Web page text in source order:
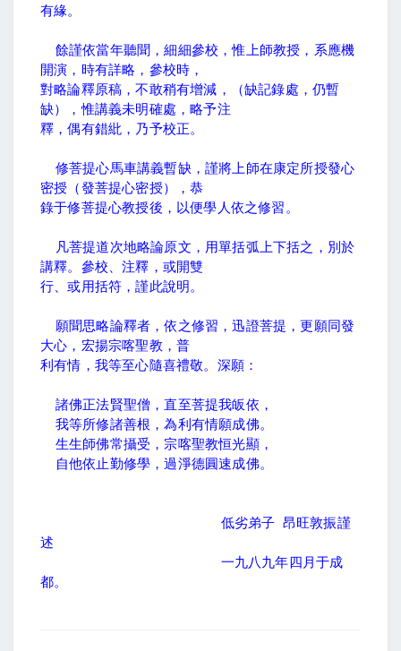
有緣。
餘謹依當年聽聞，細細參校，惟上師教授，系應機
開演，時有詳略，參校時，
對略論釋原稿，不敢稍有增減，（缺記錄處，仍暫
缺），惟講義未明確處，略予注
釋，偶有錯紕，乃予校正。
修菩提心馬車講義暫缺，謹將上師在康定所授發心
密授（發菩提心密授），恭
錄于修菩提心教授後，以便學人依之修習。
凡菩提道次地略論原文，用單括弧上下括之，別於
講釋。參校、注釋，或開雙
行、或用括符，謹此說明。
願聞思略論釋者，依之修習，迅證菩提，更願同發
大心，宏揚宗喀聖教，普
利有情，我等至心隨喜禮敬。深願：
諸佛正法賢聖僧，直至菩提我皈依，
我等所修諸善根，為利有情願成佛。
生生師佛常攝受，宗喀聖教恒光顯，
自他依止勤修學，過淨德圓速成佛。
低劣弟子 昂旺敦振謹
述
一九八九年四月于成
都。